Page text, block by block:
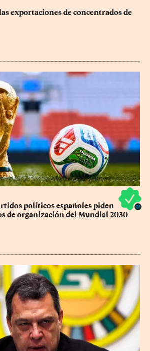
exportaciones de concentrados de
políticos españoles piden
de organización del Mundial 2030